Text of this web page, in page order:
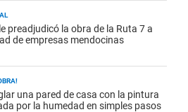
preadjudicó la obra de la Ruta 7 a
de empresas mendocinas
una pared de casa con la pintura
por la humedad en simples pasos